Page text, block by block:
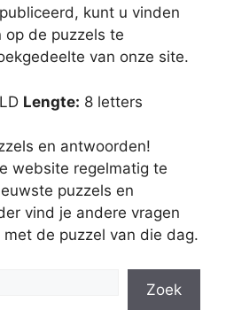
kunt u vinden
de puzzels te
van onze site.
Lengte: 8 letters
en antwoorden!
website regelmatig te
puzzels en
vind je andere vragen
de puzzel van die dag.
Zoek